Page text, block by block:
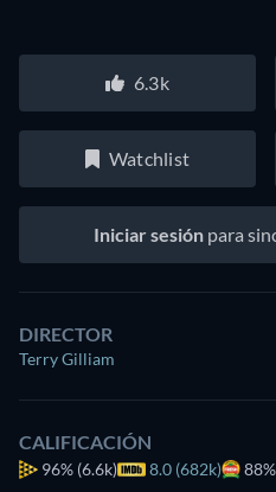
6.3k
Watchlist
Iniciar sesión para
DIRECTOR
Terry Gilliam
CALIFICACIÓN
96% (6.6k) 8.0 (682k) 88%